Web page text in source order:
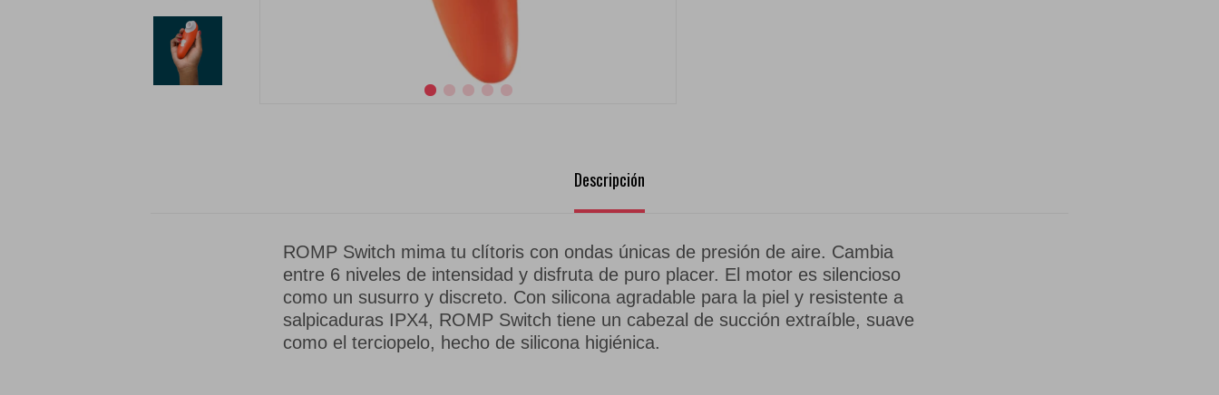
Descripción
ROMP Switch mima tu clítoris con ondas únicas de presión de aire. Cambia
entre 6 niveles de intensidad y disfruta de puro placer. El motor es silencioso
como un susurro y discreto. Con silicona agradable para la piel y resistente a
salpicaduras IPX4, ROMP Switch tiene un cabezal de succión extraíble, suave
como el terciopelo, hecho de silicona higiénica.